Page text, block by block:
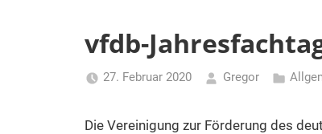
vfdb-
27. Februar 2020 Gregor
Die Vereinigung zur Förderung des